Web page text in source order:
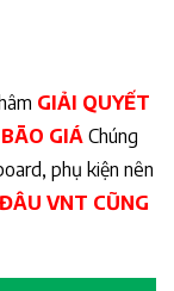
GIẢI QUYẾT
GIÁ Chúng
phụ kiện nên
VNT CŨNG